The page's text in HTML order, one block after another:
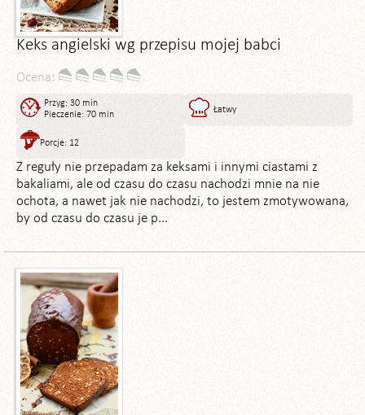
Keks angielski wg przepisu mojej babci
Ocena:
Przyg: 30 min
Pieczenie: 70 min
Łatwy
Porcje: 12
Z reguły nie przepadam za keksami i innymi ciastami z
bakaliami, ale od czasu do czasu nachodzi mnie na nie
ochota, a nawet jak nie nachodzi, to jestem zmotywowana,
by od czasu do czasu je p...